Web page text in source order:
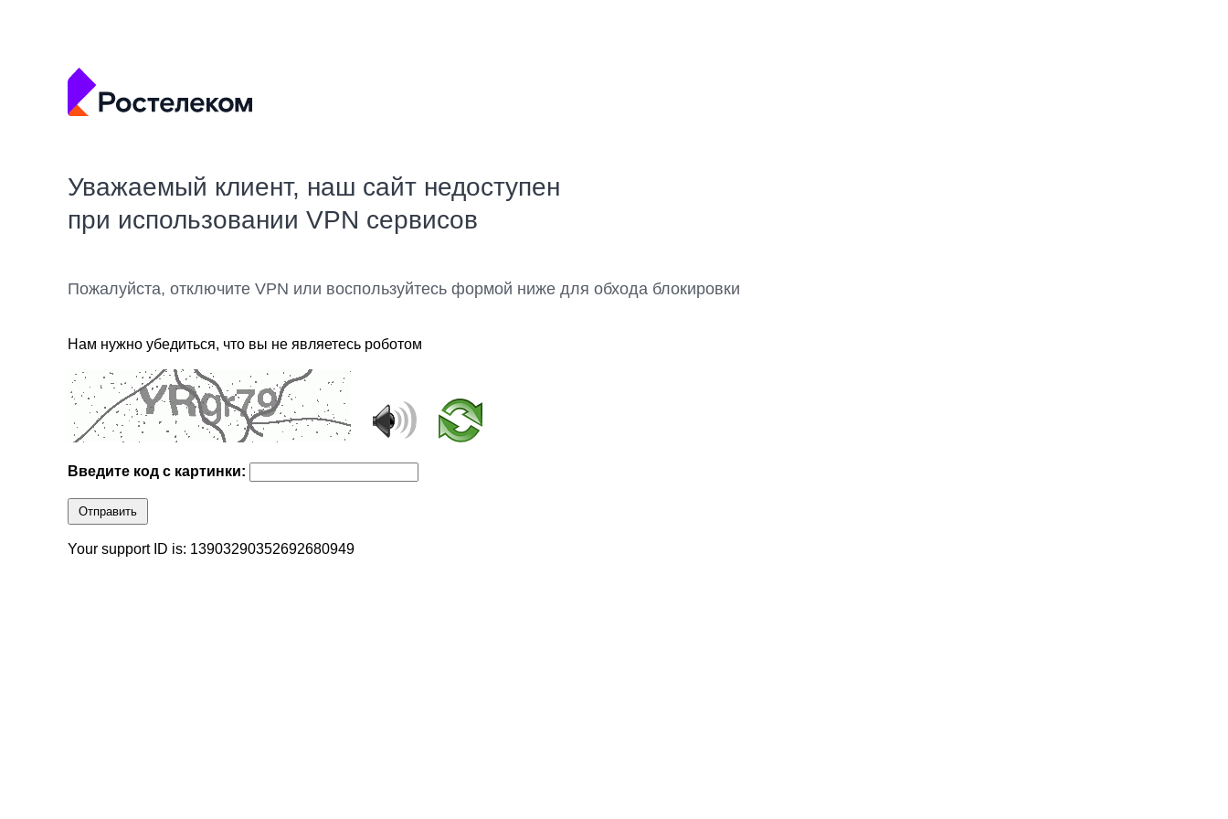
Уважаемый клиент, наш сайт недоступен
при использовании VPN сервисов
Пожалуйста, отключите VPN или воспользуйтесь формой ниже для обхода блокировки
Нам нужно убедиться, что вы не являетесь роботом
Введите код с картинки:
Отправить
Your support ID is: 13903290352692680949